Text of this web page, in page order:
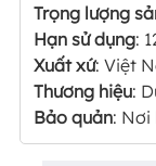
Trọng lượng
Hạn sử dụng:
Xuất xứ: Việt
Thương hiệu:
Bảo quản: Nơi